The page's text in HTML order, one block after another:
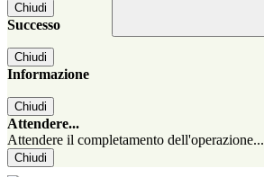
Chiudi
Successo
Chiudi
Informazione
Chiudi
Attendere...
Attendere il completamento dell'operazione...
Chiudi